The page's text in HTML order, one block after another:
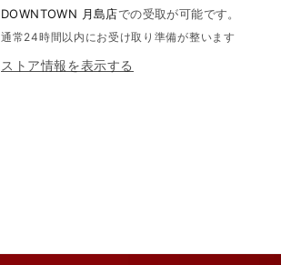
DOWNTOWN 月島店での受取が可能です。
通常24時間以内にお受け取り準備が整います
ストア情報を表示する